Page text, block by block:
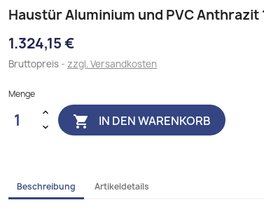
Haustür Aluminium und PVC Anthrazit
1.324,15 €
Bruttopreis zzgl. Versandkosten
Menge
 IN DEN WARENKORB
Beschreibung Artikeldetails